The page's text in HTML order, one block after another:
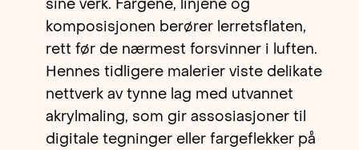
sine verk. Fargene, linjene og
komposisjonen berører lerretsflaten,
rett før de nærmest forsvinner i luften.
Hennes tidligere malerier viste delikate
nettverk av tynne lag med utvannet
akrylmaling, som gir assosiasjoner til
digitale tegninger eller fargeflekker på